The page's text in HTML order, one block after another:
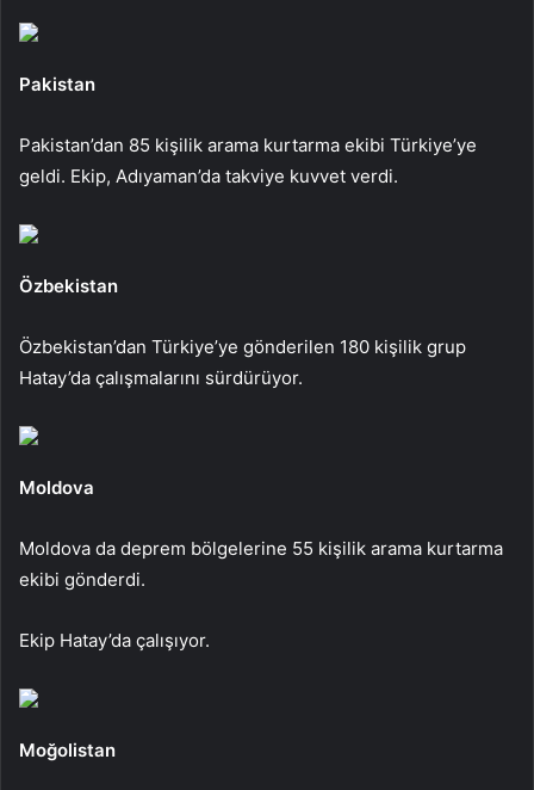
Pakistan
Pakistan’dan 85 kişilik arama kurtarma ekibi Türkiye’ye
geldi. Ekip, Adıyaman’da takviye kuvvet verdi.
Özbekistan
Özbekistan’dan Türkiye’ye gönderilen 180 kişilik grup
Hatay’da çalışmalarını sürdürüyor.
Moldova
Moldova da deprem bölgelerine 55 kişilik arama kurtarma
ekibi gönderdi.
Ekip Hatay’da çalışıyor.
Moğolistan